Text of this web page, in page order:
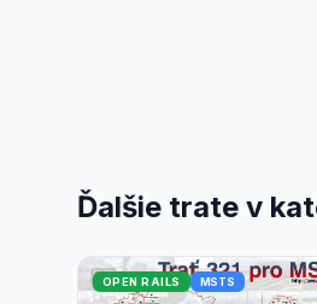
Ďalšie trate v
OPEN RAILS MSTS